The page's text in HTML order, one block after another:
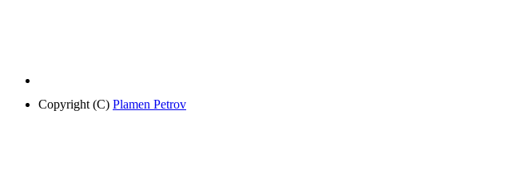
Copyright (C) Plamen Petrov